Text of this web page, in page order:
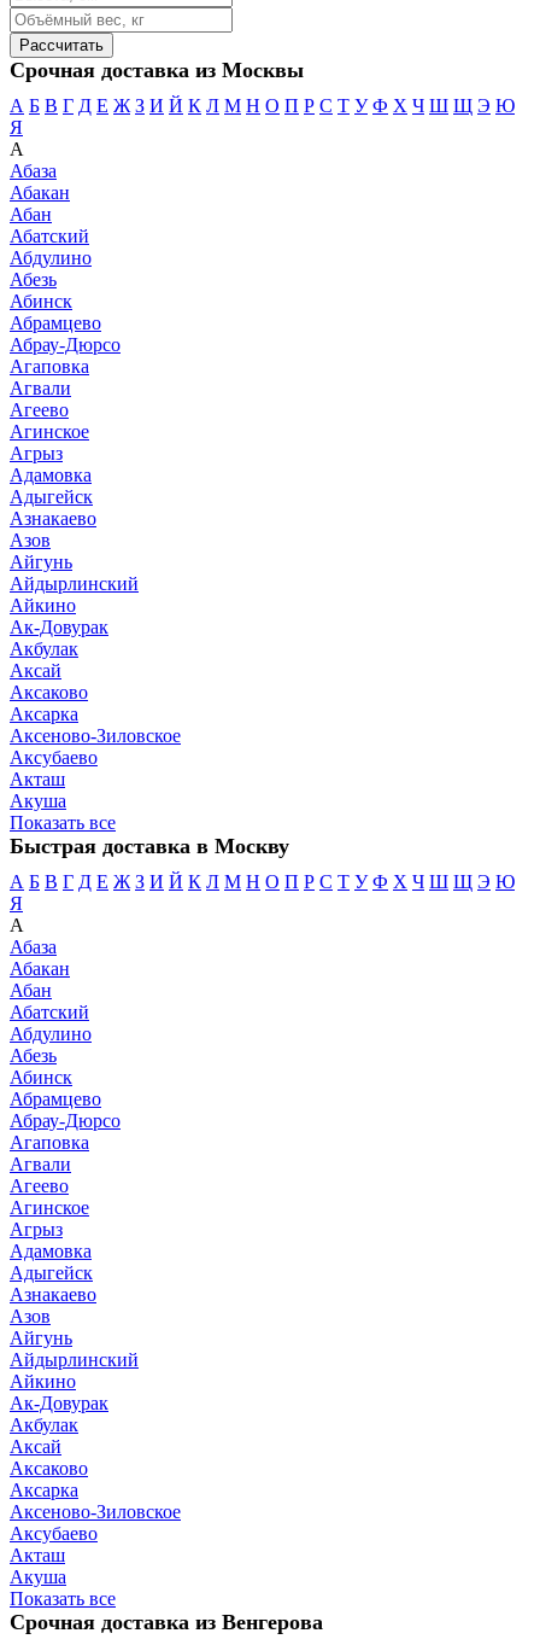
Срочная доставка из Москвы
А Б В Г Д Е Ж З И Й К Л М Н О П Р С Т У Ф Х Ч Ш Щ Э Ю
Я
А
Абаза
Абакан
Абан
Абатский
Абдулино
Абезь
Абинск
Абрамцево
Абрау-Дюрсо
Агаповка
Агвали
Агеево
Агинское
Агрыз
Адамовка
Адыгейск
Азнакаево
Азов
Айгунь
Айдырлинский
Айкино
Ак-Довурак
Акбулак
Аксай
Аксаково
Аксарка
Аксеново-Зиловское
Аксубаево
Акташ
Акуша
Показать все
Быстрая доставка в Москву
А Б В Г Д Е Ж З И Й К Л М Н О П Р С Т У Ф Х Ч Ш Щ Э Ю
Я
А
Абаза
Абакан
Абан
Абатский
Абдулино
Абезь
Абинск
Абрамцево
Абрау-Дюрсо
Агаповка
Агвали
Агеево
Агинское
Агрыз
Адамовка
Адыгейск
Азнакаево
Азов
Айгунь
Айдырлинский
Айкино
Ак-Довурак
Акбулак
Аксай
Аксаково
Аксарка
Аксеново-Зиловское
Аксубаево
Акташ
Акуша
Показать все
Срочная доставка из Венгерова